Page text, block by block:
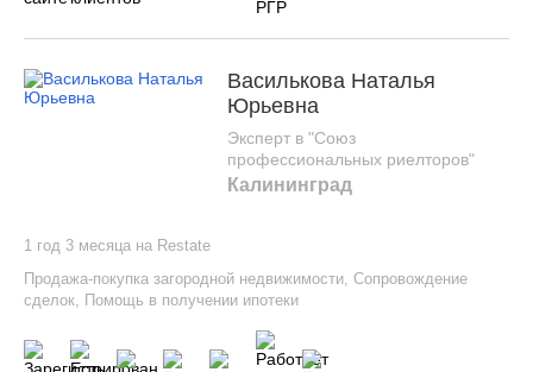
Василькова Наталья
Юрьевна
Эксперт в "Союз
профессиональных риелторов"
Калининград
1 год 3 месяца на Restate
Продажа-покупка загородной недвижимости, Сопровождение
сделок, Помощь в получении ипотеки